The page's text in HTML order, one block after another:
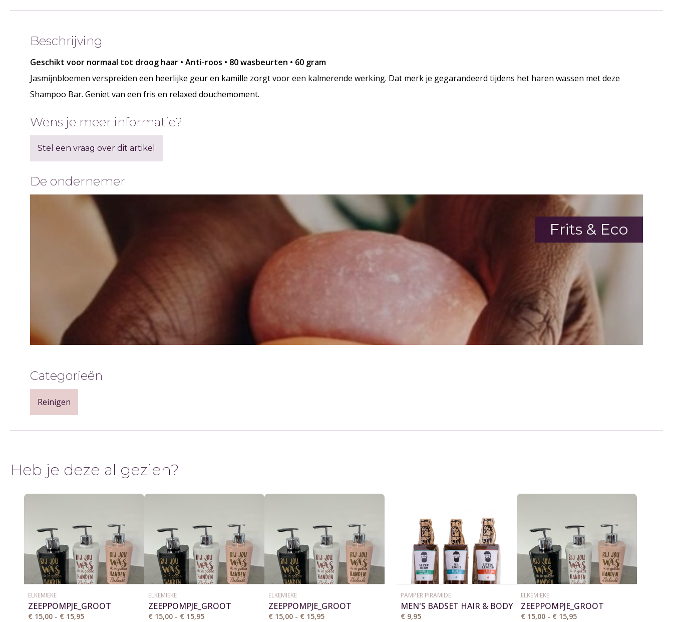
Beschrijving
Geschikt voor normaal tot droog haar • Anti-roos • 80 wasbeurten • 60 gram
Jasmijnbloemen verspreiden een heerlijke geur en kamille zorgt voor een kalmerende werking. Dat merk je gegarandeerd tijdens het haren wassen met deze
Shampoo Bar. Geniet van een fris en relaxed douchemoment.
Wens je meer informatie?
Stel een vraag over dit artikel
De ondernemer
Frits & Eco
Categorieën
Reinigen
Heb je deze al gezien?
ELKEMIEKE
ZEEPPOMPJE_GROOT
€ 15,00 - € 15,95
ELKEMIEKE
ZEEPPOMPJE_GROOT
€ 15,00 - € 15,95
ELKEMIEKE
ZEEPPOMPJE_GROOT
€ 15,00 - € 15,95
PAMPER PIRAMIDE
MEN'S BADSET HAIR & BODY
WASH / HOUTEN OPENER
€ 9,95
ELKEMIEKE
ZEEPPOMPJE_GROOT
€ 15,00 - € 15,95